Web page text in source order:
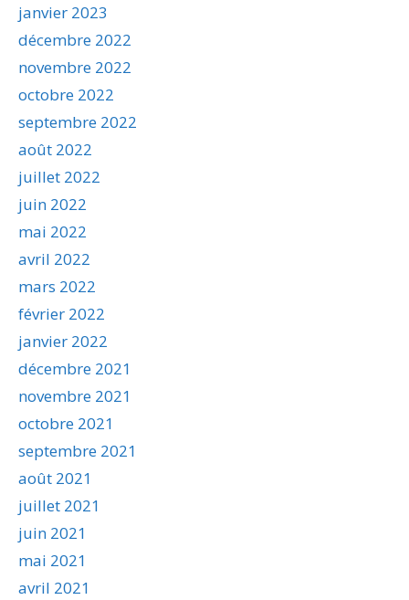
janvier 2023
décembre 2022
novembre 2022
octobre 2022
septembre 2022
août 2022
juillet 2022
juin 2022
mai 2022
avril 2022
mars 2022
février 2022
janvier 2022
décembre 2021
novembre 2021
octobre 2021
septembre 2021
août 2021
juillet 2021
juin 2021
mai 2021
avril 2021